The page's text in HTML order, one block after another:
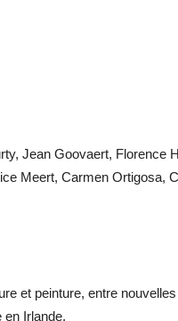
Jean Goovaert, Florence
Meert, Carmen Ortigosa,
et peinture, entre
en Irlande.